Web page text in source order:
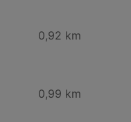
0,92 km
0,99 km